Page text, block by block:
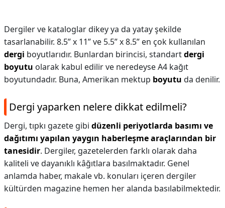
Dergiler ve kataloglar dikey ya da yatay şekilde
tasarlanabilir. 8.5” x 11” ve 5.5” x 8.5” en çok kullanılan
dergi boyutlarıdır. Bunlardan birincisi, standartdergi
boyutu olarak kabul edilir ve neredeyse A4 kağıt
boyutundadır. Buna, Amerikan mektup boyutu da denilir.
Dergi yaparken nelere dikkat edilmeli?
Dergi, tıpkı gazete gibi düzenli periyotlarda basımı ve
dağıtımı yapılan yaygın haberleşme araçlarından bir
tanesidir. Dergiler, gazetelerden farklı olarak daha
kaliteli ve dayanıklı kâğıtlara basılmaktadır. Genel
anlamda haber, makale vb. konuları içeren dergiler
kültürden magazine hemen her alanda basılabilmektedir.